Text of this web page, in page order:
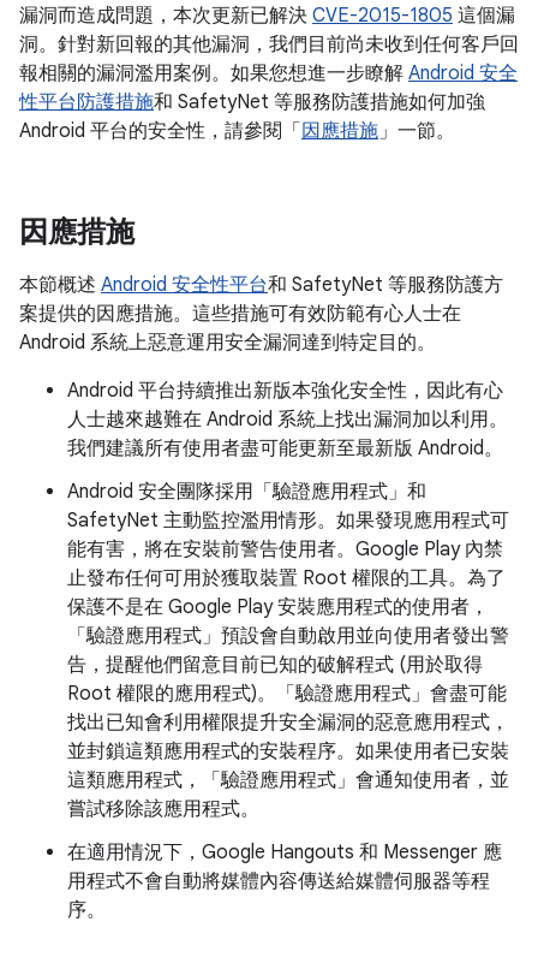
漏洞而造成問題，本次更新已解決 CVE-2015-1805 這個漏
洞。針對新回報的其他漏洞，我們目前尚未收到任何客戶回
報相關的漏洞濫用案例。如果您想進一步瞭解 Android 安全
性平台防護措施和 SafetyNet 等服務防護措施如何加強
Android 平台的安全性，請參閱「 因應措施」一節。
因應措施
本節概述 Android 安全性平台和 SafetyNet 等服務防護方
案提供的因應措施。這些措施可有效防範有心人士在
Android 系統上惡意運用安全漏洞達到特定目的。
Android 平台持續推出新版本強化安全性，因此有心
人士越來越難在 Android 系統上找出漏洞加以利用。
我們建議所有使用者盡可能更新至最新版 Android。
Android 安全團隊採用「驗證應用程式」和
SafetyNet 主動監控濫用情形。如果發現應用程式可
能有害，將在安裝前警告使用者。Google Play 內禁
止發布任何可用於獲取裝置 Root 權限的工具。為了
保護不是在 Google Play 安裝應用程式的使用者，
「驗證應用程式」預設會自動啟用並向使用者發出警
告，提醒他們留意目前已知的破解程式 (用於取得
Root 權限的應用程式)。「驗證應用程式」會盡可能
找出已知會利用權限提升安全漏洞的惡意應用程式，
並封鎖這類應用程式的安裝程序。如果使用者已安裝
這類應用程式，「驗證應用程式」會通知使用者，並
嘗試移除該應用程式。
在適用情況下，Google Hangouts 和 Messenger 應
用程式不會自動將媒體內容傳送給媒體伺服器等程
序。